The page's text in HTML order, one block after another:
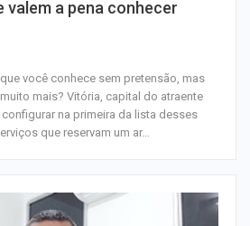
valem a pena conhecer
você conhece sem pretensão, mas
mais? Vitória, capital do atraente
na primeira da lista desses
que reservam um ar…